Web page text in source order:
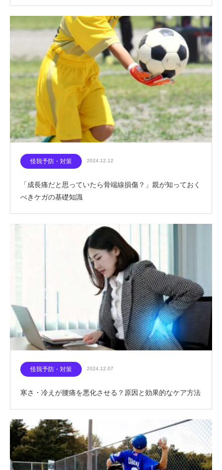
怪我予防・対策 2024.12.12
「成長痛だと思っていたら骨端線損傷？」親が知っておく
べきケガの基礎知識
怪我予防・対策 2024.12.07
寒さ・冷えが腰痛を悪化させる？原因と効果的なケア方法